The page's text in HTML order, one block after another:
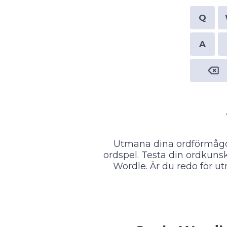
Q
A
Utmana dina
ordspel. Testa din
Wordle. Är du redo för